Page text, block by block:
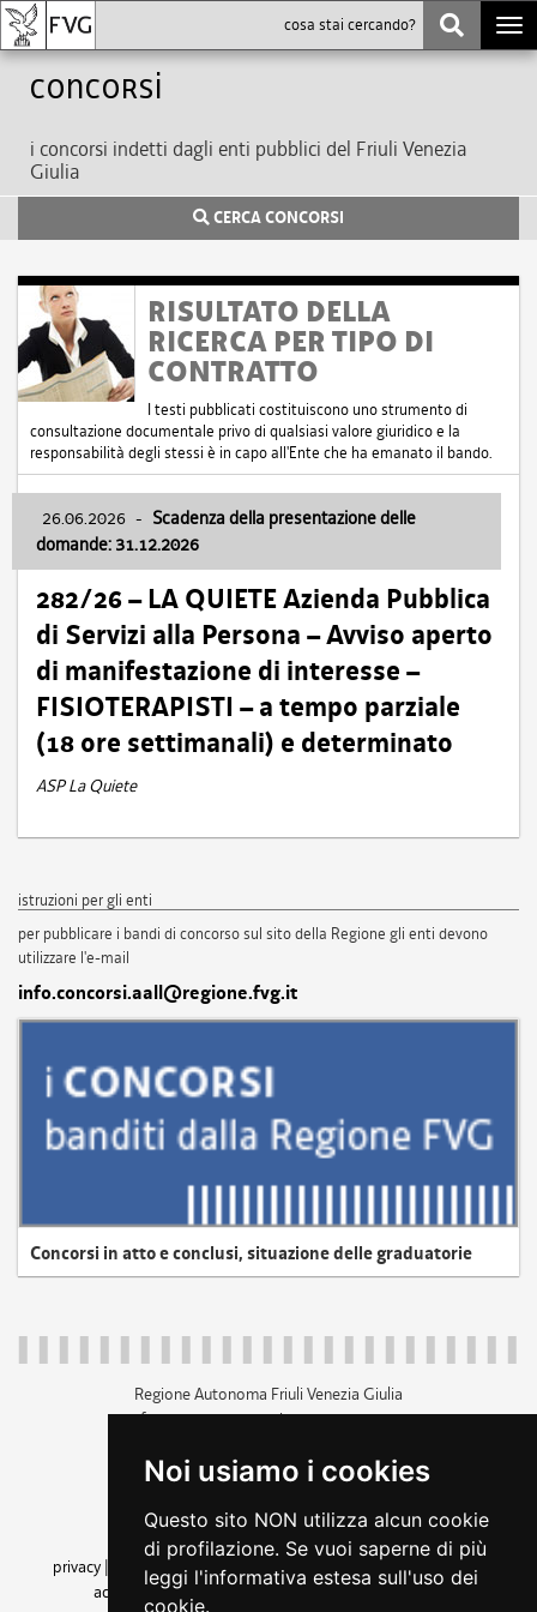
Noi usiamo i cookies
Questo sito NON utilizza alcun cookie
di profilazione. Se vuoi saperne di più
leggi l'informativa estesa sull'uso dei
cookie.
Concorsi
i concorsi indetti dagli enti pubblici del Friuli Venezia
Giulia
CERCA CONCORSI
RISULTATO DELLA
RICERCA PER TIPO DI
CONTRATTO
I testi pubblicati costituiscono uno strumento di
consultazione documentale privo di qualsiasi valore giuridico e la
responsabilità degli stessi è in capo all'Ente che ha emanato il bando.
26.06.2026 - Scadenza della presentazione delle
domande: 31.12.2026
282/26 – LA QUIETE Azienda Pubblica
di Servizi alla Persona – Avviso aperto
di manifestazione di interesse –
FISIOTERAPISTI – a tempo parziale
(18 ore settimanali) e determinato
ASP La Quiete
istruzioni per gli enti
per pubblicare i bandi di concorso sul sito della Regione gli enti devono
utilizzare l'e-mail
info.concorsi.aall@regione.fvg.it
Concorsi in atto e conclusi, situazione delle graduatorie
Regione Autonoma Friuli Venezia Giulia
c.f. 80014930327; p.iva 00526040324
+39 040 3771111
amministrazione trasparente
privacy
cookie |note legali accessibilità
dichiarazione di
accessibilità| feedback cambio preferenze cookie